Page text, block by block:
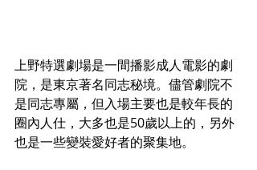
上野特選劇場是一間播影成人電影的劇
院，是東京著名同志秘境。儘管劇院不
是同志專屬，但入場主要也是較年長的
圈內人仕，大多也是50歲以上的，另外
也是一些變裝愛好者的聚集地。